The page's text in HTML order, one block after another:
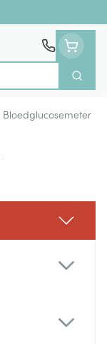
Zoek
Bloedglucosemeter